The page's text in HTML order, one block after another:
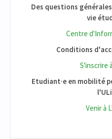
Des questions
vie
Centre
Conditions
S'inscrire
Etudiant·e en mobilité
Venir à